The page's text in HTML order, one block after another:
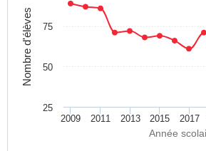
Année
Nombre d'élèves
2009 2011 2013 2015 2017
25
50
75